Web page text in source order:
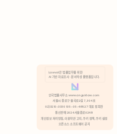
분석 쿠키 허용
Lawvot은 법률업무를 위한
AI 기반 자료조사 · 문서작성 플랫폼입니다.
안국법률사무소 www.anguklaw.com
서울시 종로구 율곡로2길 7, 304호
02)3210-3330 105-05-48527 대표 정희찬
통신판매 2024서울종로0248
개인정보 처리방침, 이용약관 고지, 쿠키 정책, 쿠키 설정
오픈소스 소프트웨어 공지